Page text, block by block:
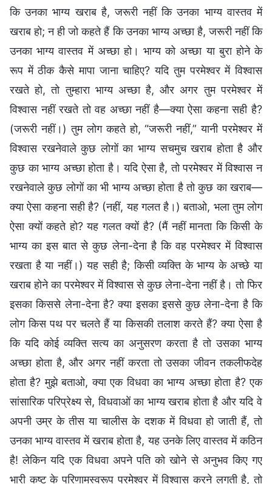
कि उनका भाग्य खराब है, जरूरी नहीं कि उनका भाग्य वास्तव में
खराब हो; न ही जो कहते हैं कि उनका भाग्य अच्छा है, जरूरी नहीं कि
उनका भाग्य वास्तव में अच्छा हो। भाग्य को अच्छा या बुरा होने के
रूप में ठीक कैसे मापा जाना चाहिए? यदि तुम परमेश्वर में विश्वास
रखते हो, तो तुम्हारा भाग्य अच्छा है, और अगर तुम परमेश्वर में
विश्वास नहीं रखते तो वह अच्छा नहीं है—क्या ऐसा कहना सही है?
(जरूरी नहीं।) तुम लोग कहते हो, “जरूरी नहीं,” यानी परमेश्वर में
विश्वास रखनेवाले कुछ लोगों का भाग्य सचमुच खराब होता है और
कुछ का भाग्य अच्छा होता है। यदि ऐसा है, तो परमेश्वर में विश्वास न
रखनेवाले कुछ लोगों का भी भाग्य अच्छा होता है तो कुछ का खराब—
क्या ऐसा कहना सही है? (नहीं, यह गलत है।) बताओ, भला तुम लोग
ऐसा क्यों कहते हो? यह गलत क्यों है? (मैं नहीं मानता कि किसी के
भाग्य का इस बात से कुछ लेना-देना है कि वह परमेश्वर में विश्वास
रखता है या नहीं।) यह सही है; किसी व्यक्ति के भाग्य के अच्छे या
खराब होने का परमेश्वर में विश्‍वास से कुछ लेना-देना नहीं है। तो फिर
इसका किससे लेना-देना है? क्या इसका इससे कुछ लेना-देना है कि
लोग किस पथ पर चलते हैं या किसकी तलाश करते हैं? क्या ऐसा है
कि यदि कोई व्यक्ति सत्य का अनुसरण करता है तो उसका भाग्य
अच्छा होता है, और अगर नहीं करता तो उसका जीवन तकलीफदेह
होता है? मुझे बताओ, क्या एक विधवा का भाग्य अच्छा होता है? एक
सांसारिक परिप्रेक्ष्य से, विधवाओं का भाग्य खराब होता है और यदि वे
अपनी उम्र के तीस या चालीस के दशक में विधवा हो जाती हैं, तो
उनका भाग्य वास्तव में खराब होता है, यह उनके लिए वास्तव में कठिन
है! लेकिन यदि एक विधवा अपने पति को खोने से अनुभव किए गए
भारी कष्ट के परिणामस्वरूप परमेश्वर में विश्वास करने लगती है, तो